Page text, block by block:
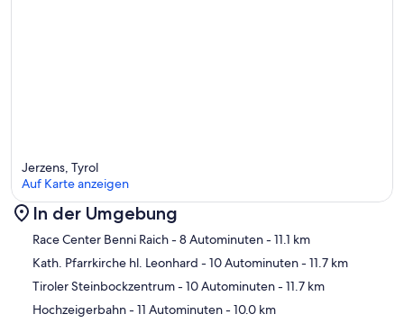
Karte
Jerzens, Tyrol
Auf Karte anzeigen
In der Umgebung
Race Center Benni Raich- 8 Autominuten- 11.1 km
Kath. Pfarrkirche hl. Leonhard - 10 Autominuten- 11.7 km
Tiroler Steinbockzentrum- 10 Autominuten- 11.7 km
Hochzeigerbahn- 11 Autominuten- 10.0 km